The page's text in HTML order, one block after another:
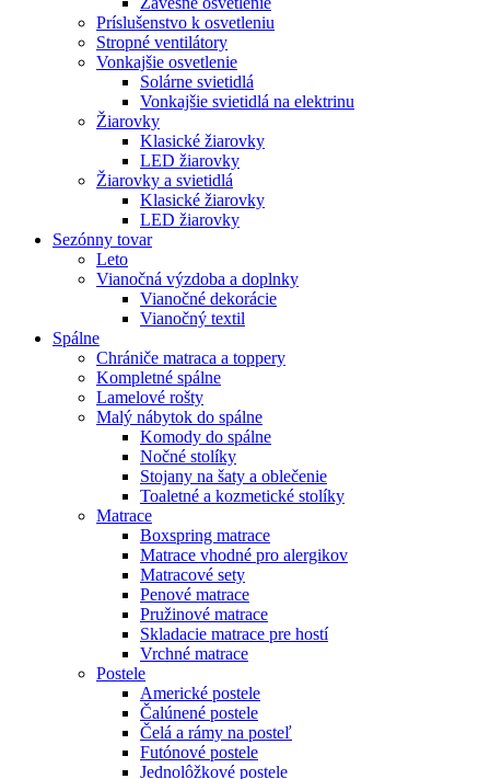
Príslušenstvo k osvetleniu
Stropné ventilátory
Vonkajšie osvetlenie
Solárne svietidlá
Vonkajšie svietidlá na elektrinu
Žiarovky
Klasické žiarovky
LED žiarovky
Žiarovky a svietidlá
Klasické žiarovky
LED žiarovky
Sezónny tovar
Leto
Vianočná výzdoba a doplnky
Vianočné dekorácie
Vianočný textil
Spálne
Chrániče matraca a toppery
Kompletné spálne
Lamelové rošty
Malý nábytok do spálne
Komody do spálne
Nočné stolíky
Stojany na šaty a oblečenie
Toaletné a kozmetické stolíky
Matrace
Boxspring matrace
Matrace vhodné pro alergikov
Matracové sety
Penové matrace
Pružinové matrace
Skladacie matrace pre hostí
Vrchné matrace
Postele
Americké postele
Čalúnené postele
Čelá a rámy na posteľ
Futónové postele
Jednolôžkové postele